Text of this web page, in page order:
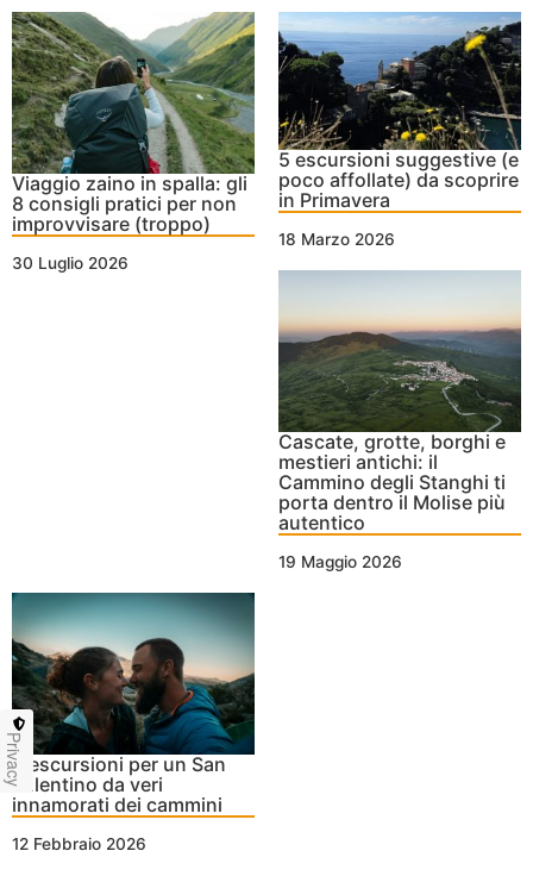
Viaggio zaino in spalla: gli
8 consigli pratici per non
improvvisare (troppo)
30 Luglio 2026
5 escursioni suggestive (e
poco affollate) da scoprire
in Primavera
18 Marzo 2026
Cascate, grotte, borghi e
mestieri antichi: il
Cammino degli Stanghi ti
porta dentro il Molise più
autentico
19 Maggio 2026
4 escursioni per un San
Valentino da veri
innamorati dei cammini
12 Febbraio 2026
Privacy